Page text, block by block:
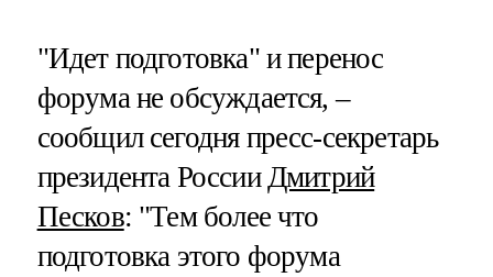
"Идет подготовка" и перенос
форума не обсуждается, –
сообщил сегодня пресс-секретарь
президента России Дмитрий
Песков: "Тем более что
подготовка этого форума